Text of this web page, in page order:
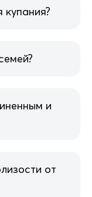
и
от